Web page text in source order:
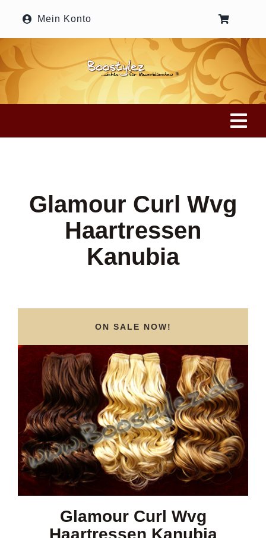
Inhalt
springen
Mein Konto
Onlineshop
Kontakt
Glamour Curl Wvg
Haartressen
Kanubia
ON SALE NOW!
Glamour Curl Wvg